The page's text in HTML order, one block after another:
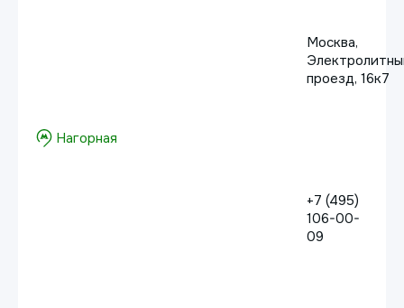
Москва,
проезд, 16к7
Нагорная
+7 (495)
106-00-
09